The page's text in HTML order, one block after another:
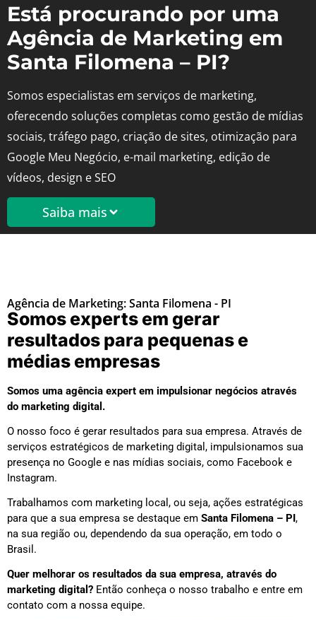
Está procurando por uma
Agência de Marketing em
Santa Filomena – PI?
Somos especialistas em serviços de marketing,
oferecendo soluções completas como gestão de mídias
sociais, tráfego pago, criação de sites, otimização para
Google Meu Negócio, e-mail marketing, edição de
vídeos, design e SEO
Saiba mais
Agência de Marketing: Santa Filomena - PI
Somos experts em gerar
resultados para pequenas e
médias empresas
Somos uma agência expert em impulsionar negócios através
do marketing digital.
O nosso foco é gerar resultados para sua empresa. Através de
serviços estratégicos de marketing digital, impulsionamos sua
presença no Google e nas mídias sociais, como Facebook e
Instagram.
Trabalhamos com marketing local, ou seja, ações estratégicas
para que a sua empresa se destaque em Santa Filomena – PI,
na sua região ou, dependendo da sua operação, em todo o
Brasil.
Quer melhorar os resultados da sua empresa, através do
marketing digital? Então conheça o nosso trabalho e entre em
contato com a nossa equipe.